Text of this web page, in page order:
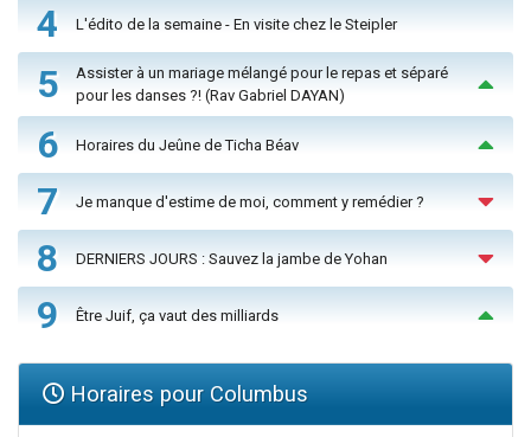
4 L'édito de la semaine - En visite chez le Steipler
5
Assister à un mariage mélangé pour le repas et séparé
pour les danses ?! (Rav Gabriel DAYAN)
6 Horaires du Jeûne de Ticha Béav
7 Je manque d'estime de moi, comment y remédier ?
8 DERNIERS JOURS : Sauvez la jambe de Yohan
9 Être Juif, ça vaut des milliards
Horaires pour Columbus